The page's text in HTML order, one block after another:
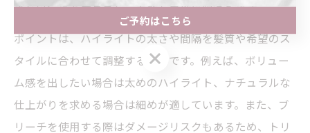
きと奥行きをプラスし、白髪も自然に馴染みます。
ポイントは、ハイライトの太さや間隔を髪質や希望のス
タイルに合わせて調整することです。例えば、ボリュー
ム感を出したい場合は太めのハイライト、ナチュラルな
仕上がりを求める場合は細めが適しています。また、ブ
リーチを使用する際はダメージリスクもあるため、トリ
ご予約はこちら
ご予約はこちら